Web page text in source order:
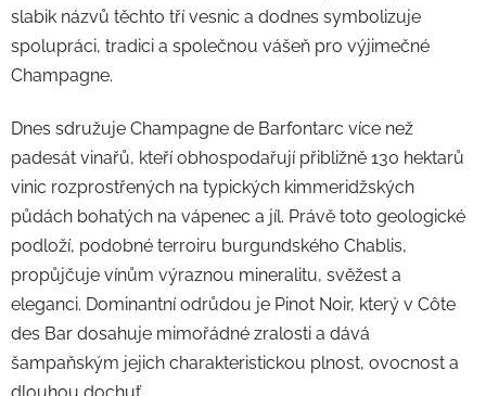
slabik názvů těchto tří vesnic a dodnes symbolizuje
spolupráci, tradici a společnou vášeň pro výjimečné
Champagne.
Dnes sdružuje Champagne de Barfontarc více než
padesát vinařů, kteří obhospodařují přibližně 130 hektarů
vinic rozprostřených na typických kimmeridžských
půdách bohatých na vápenec a jíl. Právě toto geologické
podloží, podobné terroiru burgundského Chablis,
propůjčuje vínům výraznou mineralitu, svěžest a
eleganci. Dominantní odrůdou je Pinot Noir, který v Côte
des Bar dosahuje mimořádné zralosti a dává
šampaňským jejich charakteristickou plnost, ovocnost a